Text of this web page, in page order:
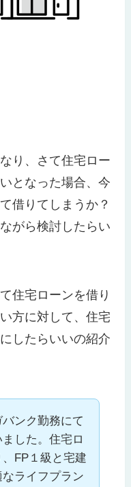
り、さて住宅ロー
となった場合、今
借りてしまうか？
がら検討したらい
住宅ローンを借り
方に対して、住宅
したらいいの紹介
ンク勤務にて
した。住宅ロ
FP１級と宅建
ライフプラン